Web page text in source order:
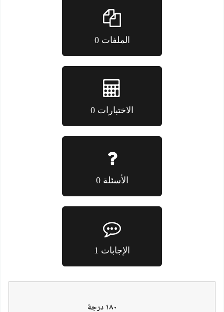
الملفات 0
الاختبارات 0
الأسئلة 0
الإجابات 1
١٨٠ درجة